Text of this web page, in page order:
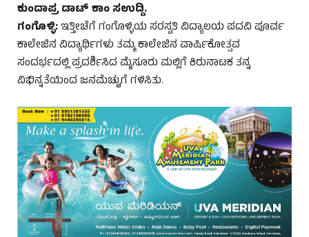
ಕುಂದಾಪ್ರ ಡಾಟ್ ಕಾಂ ಸಉದ್ದಿ.
ಗಂಗೊಳ್ಳಿ:ಇತ್ತೀಚೆಗೆ ಗಂಗೊಳ್ಳಿಯ ಸರಸ್ವತಿ ವಿದ್ಯಾಲಯ ಪದವಿ ಪೂರ್ವ
ಕಾಲೇಜಿನ ವಿದ್ಯಾರ್ಥಿಗಳು ತಮ್ಮ ಕಾಲೇಜಿನ ವಾರ್ಷಿಕೋತ್ಸವ
ಸಂದರ್ಭದಲ್ಲಿ ಪ್ರದರ್ಶಿಸಿದ ಮೈಸೂರು ಮಲ್ಲಿಗೆ ಕಿರುನಾಟಕ ತನ್ನ
ವಿಭಿನ್ನತೆಯಿಂದ ಜನಮೆಚ್ಚುಗೆ ಗಳಿಸಿತು.